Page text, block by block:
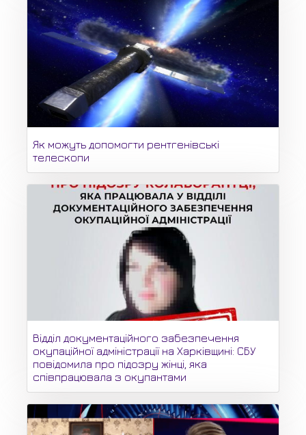
Як можуть допомогти рентгенівські
телескопи
Відділ документаційного забезпечення
окупаційної адміністрації на Харківщині: СБУ
повідомила про підозру жінці, яка
співпрацювала з окупантами